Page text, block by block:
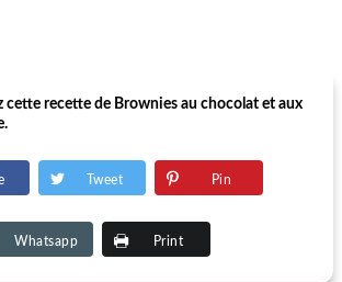
cette recette de Brownies au chocolat et aux
Tweet Pin
Whatsapp Print